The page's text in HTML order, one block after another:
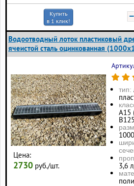
Купить
в 1 клик!
−
Водоотводный лоток пластиковый
ячеистой сталь оцинкованная
Цена:
2730 руб./шт.
тип:
А15
3,6